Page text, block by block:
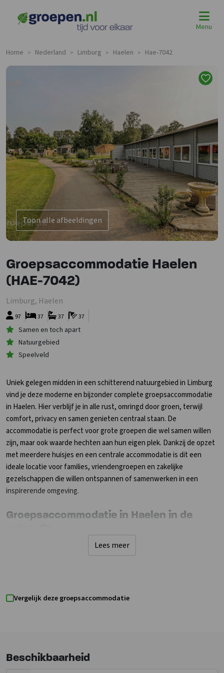
Menu
Home > Nederland > Limburg > Haelen > Hae-7042
Toon alle afbeeldingen
Groepsaccommodatie Haelen
(HAE-7042)
Limburg, Haelen
97 37
37
37
Samen en toch apart
Natuurgebied
Speelveld
Uniek gelegen midden in een schitterend natuurgebied in Limburg
vind je deze moderne en bijzonder complete groepsaccommodatie
in Haelen. Hier verblijf je in alle rust, omringd door groen, terwijl
comfort, privacy en samen genieten centraal staan. De
accommodatie is perfect voor grote groepen die wel samen willen
zijn, maar ook waarde hechten aan hun eigen plek. Dankzij de opzet
met meerdere huisjes en een centrale accommodatie is dit een
ideale locatie voor families, vriendengroepen en zakelijke
gezelschappen die willen ontspannen of samenwerken in een
inspirerende omgeving.
Groepsaccommodatie in Haelen in de
Deze groepsaccommodatie combineert luxe en comfort met alle
faciliteiten die je nodig hebt voor een onvergetelijk verblijf. Deze
volledig uitgeruste keuken, een gezellige loungebar en meerdere
vergaderruimtes voor zowel ontspanning als zakelijke
luxe slaapkamers, elk met een eigen badkamer- ideaal voor privacy
Lees meer
Vergelijk deze groepsaccommodatie
Beschikbaarheid